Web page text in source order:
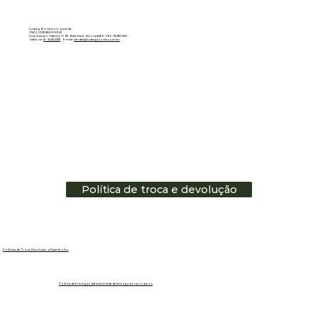
Política de Entrega e data estimada de entrega dos produtos
Políticas de Troca, Devolução e Reembolso
Ludwig Biotecnologia ltda
CNPJ: 01.151.850/0001-53
Rua Gustavo Valente, nº 69 - Bela Vista - Alvorada/RS - CEP: 94810-250
Telefone: 51 - 3483.3335E-mail: vendas@ludwigbiotec.com.br
Política de troca e devolução